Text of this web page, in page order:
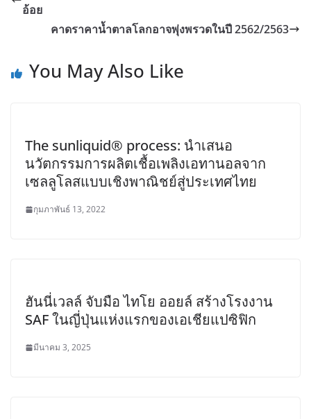
อ้อย
คาดราคาน้ำตาลโลกอาจพุ่งพรวดในปี 2562/2563
You May Also Like
The sunliquid® process: นำเสนอ
นวัตกรรมการผลิตเชื้อเพลิงเอทานอลจาก
เซลลูโลสแบบเชิงพาณิชย์สู่ประเทศไทย
กุมภาพันธ์ 13, 2022
ฮันนี่เวลล์ จับมือ ไทโย ออยล์ สร้างโรงงาน
SAF ในญี่ปุ่นแห่งแรกของเอเชียแปซิฟิก
มีนาคม 3, 2025